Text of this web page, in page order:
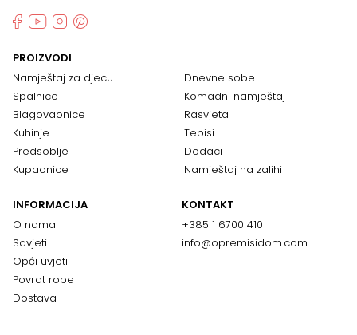
PROIZVODI
Namještaj za djecu
Spalnice
Blagovaonice
Kuhinje
Predsoblje
Kupaonice
Dnevne sobe
Komadni namještaj
Rasvjeta
Tepisi
Dodaci
Namještaj na zalihi
INFORMACIJA
O nama
Savjeti
Opći uvjeti
Povrat robe
Dostava
KONTAKT
+385 1 6700 410
info@opremisidom.com